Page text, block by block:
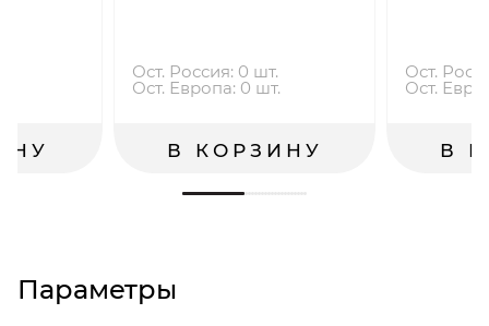
Ост. Россия: 0 шт.
Ост. Европа: 0 шт.
В КОРЗИНУ
Ост.
Ост.
В
Параметры